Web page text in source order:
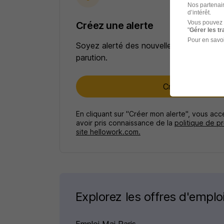
Créez une alerte
Soyez alerté des nouvelles offres pour
parution.
Créer mon alerte
En cliquant sur "Créer mon alerte", vous
avoir pris connaissance de la politique de
site hellowork.com.
Explorez les offres
Nos
d’intérêt.
Vous
"Gérer les
Pour en